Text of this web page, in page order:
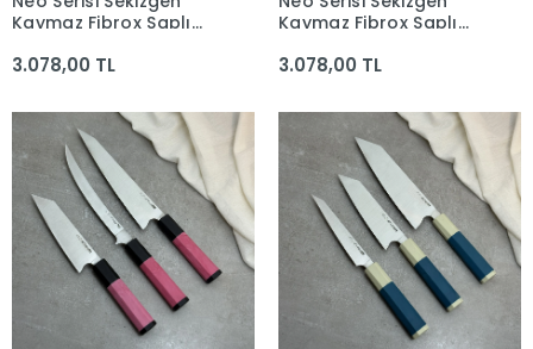
Kaymaz Fibrox Saplı
(285mm, 210mm,
Yapımı Bıçaklar
3.078,00 TL
Kaymaz Fibrox Saplı
(205mm, 210mm,
Yapımı Bıçaklar
3.078,00 TL